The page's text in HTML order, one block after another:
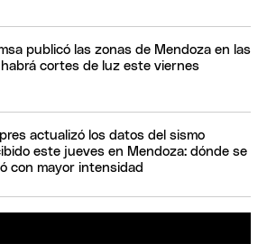
publicó las zonas de Mendoza en las
cortes de luz este viernes
actualizó los datos del sismo
este jueves en Mendoza: dónde se
con mayor intensidad